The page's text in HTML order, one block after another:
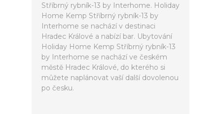
Stříbrný rybník-13 by Interhome. Holiday
Home Kemp Stříbrný rybník-13 by
Interhome se nachází v destinaci
Hradec Králové a nabízí bar. Ubytování
Holiday Home Kemp Stříbrný rybník-13
by Interhome se nachází ve českém
městě Hradec Králové, do kterého si
můžete naplánovat vaší další dovolenou
po česku.